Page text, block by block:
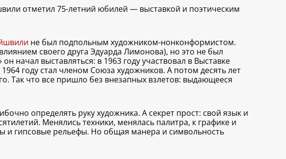
отметил 75-летний юбилей — выставкой и поэтическим
не был подпольным художником-нонконформистом.
своего друга Эдуарда Лимонова), но это не был
начал выставляться: в 1963 году участвовал в Выставке
году стал членом Союза художников. А потом десять лет
Так что все пришло без внезапных взлетов: выдающееся
определять руку художника. А секрет прост: свой язык и
Менялись техники, менялась палитра, к графике и
и гипсовые рельефы. Но общая манера и символьность